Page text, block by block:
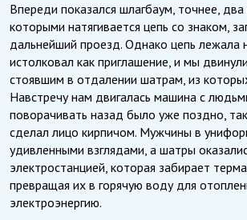
Впереди показался шлагбаум, точнее,
которыми натягивается цепь со знаком,
дальнейший проезд. Однако цепь лежала
истолковал как приглашение, и мы
стоявшим в отдалении шатрам, из
Навстречу нам двигалась машина с
поворачивать назад было уже поздно,
сделал лицо кирпичом. Мужчины в
удивленными взглядами, а шатры
электростанцией, которая забирает
превращая их в горячую воду для
электроэнергию.